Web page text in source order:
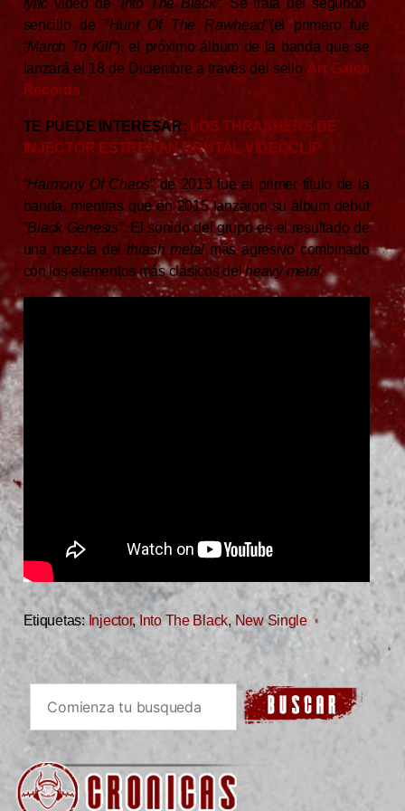
lyric video de ”Into The Black”. Se trata del segundo
sencillo de ”Hunt Of The Rawhead”(el primero fue
“March To Kill“), el próximo álbum de la banda que se
lanzará el 18 de Diciembre a través del selloArt Gates
Records.
TE PUEDE INTERESAR: LOS THRASHERS DE
INJECTOR ESTRENAN BRUTAL VÍDEOCLIP
“Harmony Of Chaos” de 2013 fue el primer título de la
banda, mientras que en 2015 lanzaron su álbum debut
”Black Genesis”. El sonido del grupo es el resultado de
una mezcla del thrash metal más agresivo combinado
con los elementos más clásicos delheavy metal.
Etiquetas: Injector, Into The Black, New Single